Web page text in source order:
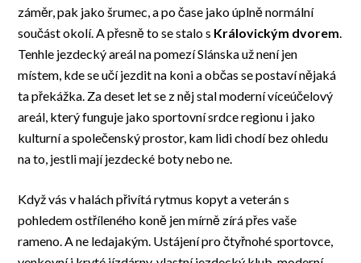
záměr, pak jako šrumec, a po čase jako úplně normální
součást okolí. A přesně to se stalo s Královickým dvorem.
Tenhle jezdecký areál na pomezí Slánska už není jen
místem, kde se učí jezdit na koni a občas se postaví nějaká
ta překážka. Za deset let se z něj stal moderní víceúčelový
areál, který funguje jako sportovní srdce regionu i jako
kulturní a společenský prostor, kam lidi chodí bez ohledu
na to, jestli mají jezdecké boty nebo ne.
Když vás v halách přivítá rytmus kopyt a veterán s
pohledem ostříleného koně jen mírně zírá přes vaše
rameno. A ne ledajakým. Ustájení pro čtyřnohé sportovce,